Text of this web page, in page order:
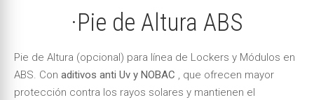
·Pie de Altura ABS
Pie de Altura (opcional) para línea de Lockers y Módulos en
ABS. Con aditivos anti Uv y NOBAC , que ofrecen mayor
protección contra los rayos solares y mantienen el